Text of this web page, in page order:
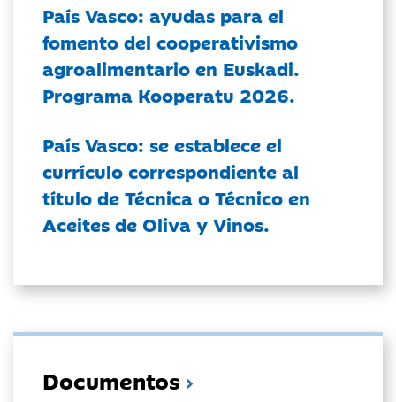
País Vasco: ayudas para el
fomento del cooperativismo
agroalimentario en Euskadi.
Programa Kooperatu 2026.
País Vasco: se establece el
currículo correspondiente al
título de Técnica o Técnico en
Aceites de Oliva y Vinos.
Documentos